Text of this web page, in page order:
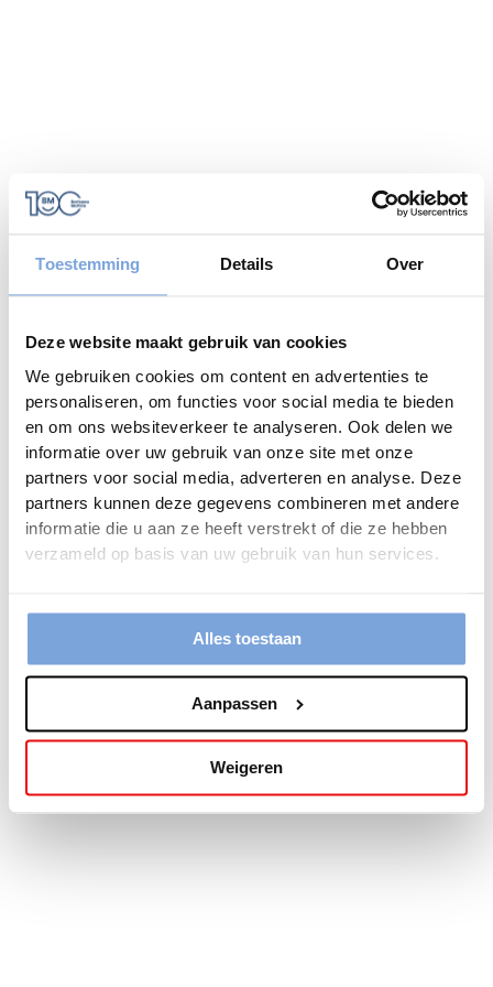
Toestemming Details Over
Deze website maakt gebruik van cookies
We gebruiken cookies om content en advertenties te
personaliseren, om functies voor social media te bieden
en om ons websiteverkeer te analyseren. Ook delen we
informatie over uw gebruik van onze site met onze
partners voor social media, adverteren en analyse. Deze
partners kunnen deze gegevens combineren met andere
informatie die u aan ze heeft verstrekt of die ze hebben
verzameld op basis van uw gebruik van hun services.
Alles toestaan
Aanpassen
Weigeren
Application error: a client-side exception has occurred while
loading
www.bariseaumottrie.be (see the browser console
more information).